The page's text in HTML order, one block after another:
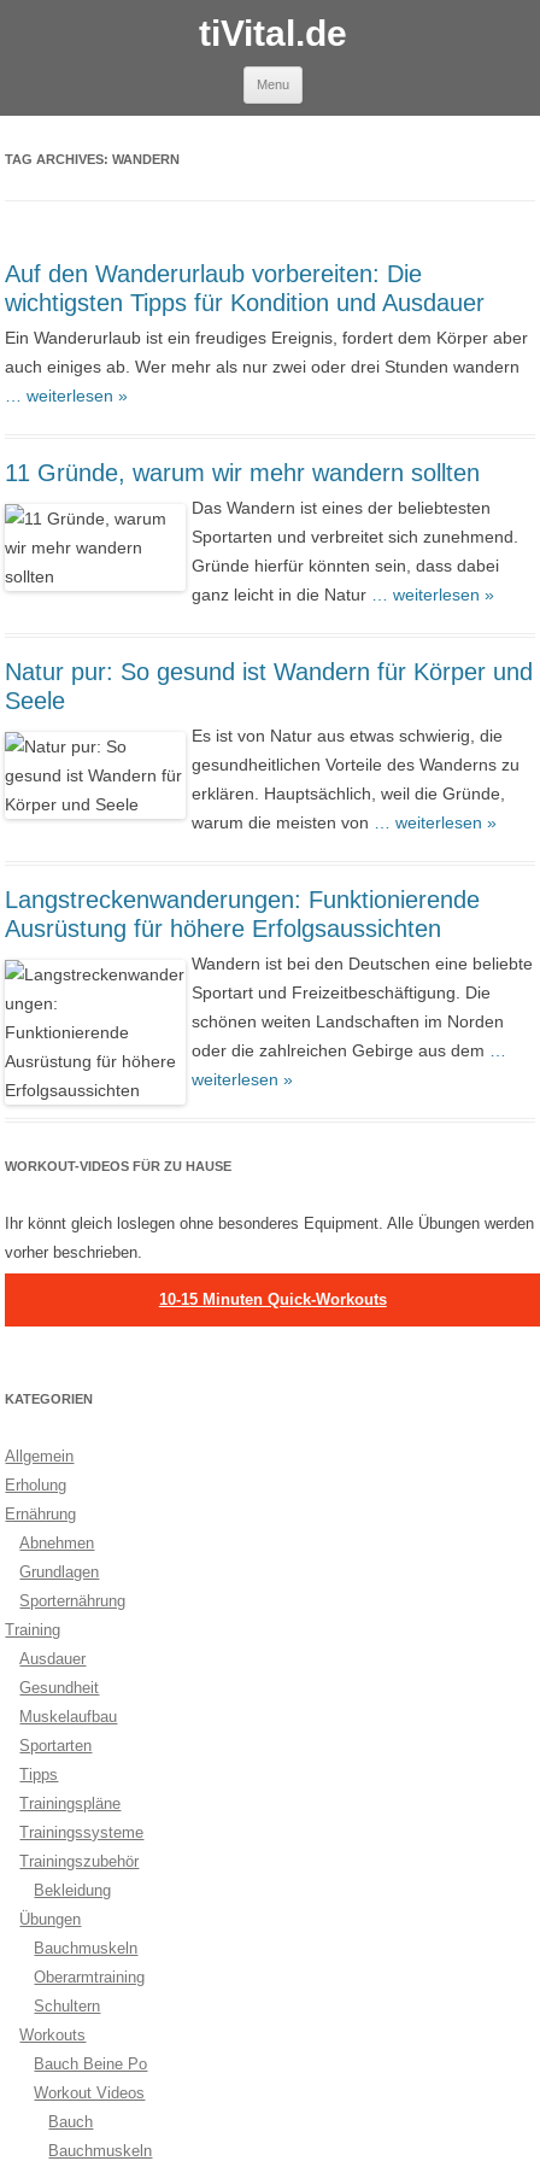
tiVital.de
Menu
TAG ARCHIVES:WANDERN
Auf den Wanderurlaub vorbereiten: Die
wichtigsten Tipps für Kondition und Ausdauer
Ein Wanderurlaub ist ein freudiges Ereignis, fordert dem Körper aber
auch einiges ab. Wer mehr als nur zwei oder drei Stunden wandern
… weiterlesen »
11 Gründe, warum wir mehr wandern sollten
Das Wandern ist eines der beliebtesten
Sportarten und verbreitet sich zunehmend.
Gründe hierfür könnten sein, dass dabei
ganz leicht in die Natur
… weiterlesen »
Natur pur: So gesund ist Wandern für Körper und
Seele
Es ist von Natur aus etwas schwierig, die
gesundheitlichen Vorteile des Wanderns zu
erklären. Hauptsächlich, weil die Gründe,
warum die meisten von
… weiterlesen »
Langstreckenwanderungen: Funktionierende
Ausrüstung für höhere Erfolgsaussichten
Wandern ist bei den Deutschen eine beliebte
Sportart und Freizeitbeschäftigung. Die
schönen weiten Landschaften im Norden
oder die zahlreichen Gebirge aus dem
weiterlesen »
WORKOUT-VIDEOS FÜR ZU HAUSE
Ihr könnt gleich loslegen ohne besonderes Equipment. Alle Übungen werden
vorher beschrieben.
10-15 Minuten Quick-Workouts
KATEGORIEN
Allgemein
Erholung
Ernährung
Abnehmen
Grundlagen
Sporternährung
Training
Ausdauer
Gesundheit
Muskelaufbau
Sportarten
Tipps
Trainingspläne
Trainingssysteme
Trainingszubehör
Bekleidung
Übungen
Bauchmuskeln
Oberarmtraining
Schultern
Workouts
Bauch Beine Po
Workout Videos
Bauch
Bauchmuskeln